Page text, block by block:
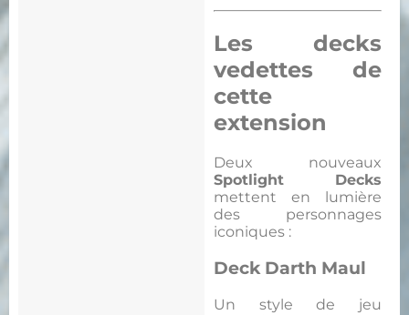
Les decks
vedettes de
cette
extension
Deux nouveaux
Spotlight Decks
mettent en lumière
des personnages
iconiques :
Deck Darth Maul
Un style de jeu